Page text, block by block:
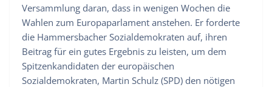
Versammlung daran, dass in wenigen Wochen die
Wahlen zum Europaparlament anstehen. Er forderte
die Hammersbacher Sozialdemokraten auf, ihren
Beitrag für ein gutes Ergebnis zu leisten, um dem
Spitzenkandidaten der europäischen
Sozialdemokraten, Martin Schulz (SPD) den nötigen